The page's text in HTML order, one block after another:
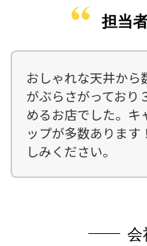
担当
おしゃれな天井から
がぶらさがっており
めるお店でした。キ
ップが多数ありま
しみください。
会